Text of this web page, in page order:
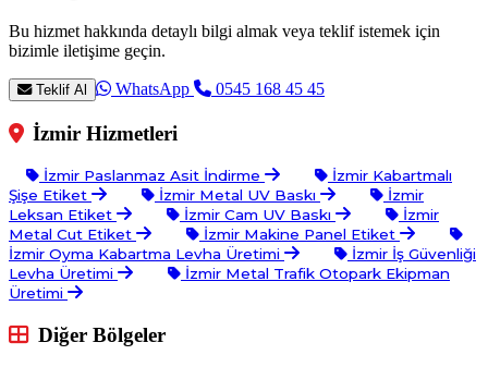
Bu hizmet hakkında detaylı bilgi almak veya teklif istemek için
bizimle iletişime geçin.
Teklif Al WhatsApp 0545 168 45 45
İzmir Hizmetleri
İzmir Paslanmaz Asit İndirme
İzmir Kabartmalı
Şişe Etiket
İzmir Metal UV Baskı
İzmir
Leksan Etiket
İzmir Cam UV Baskı
İzmir
Metal Cut Etiket
İzmir Makine Panel Etiket
İzmir Oyma Kabartma Levha Üretimi
İzmir İş Güvenliği
Levha Üretimi
İzmir Metal Trafik Otopark Ekipman
Üretimi
Diğer Bölgeler